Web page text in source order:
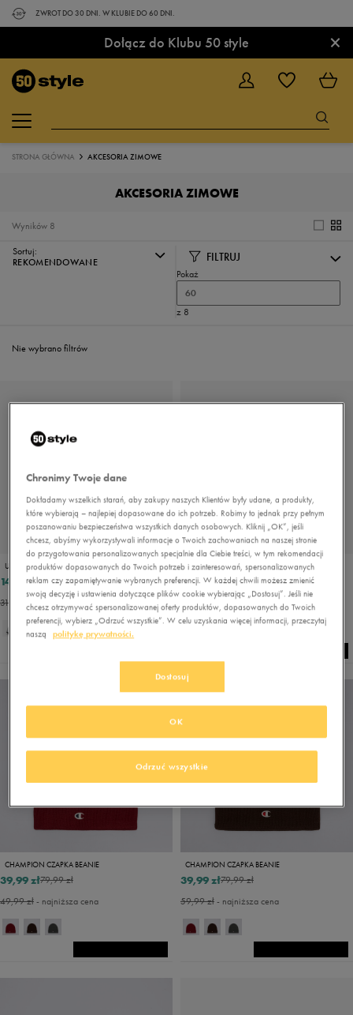
ZWROT DO 30 DNI. W KLUBIE DO 60 DNI.
Dołącz do Klubu 50 style ×
STRONA GŁÓWNA AKCESORIA ZIMOWE
AKCESORIA ZIMOWE
8
Wyników
Sortuj:
REKOMENDOWANE
FILTRUJ
Pokaż
60
z 8
Nie wybrano filtrów
UMBRO CZAPKA UMBRO BUXTON
39,99 zł
14,99 zł
31,19 zł- najniższa cena
UMBRO CZAPKA UMBRO MURLEIGH
39,99 zł
14,99 zł
23,99 zł - najniższa cena
CHAMPION CZAPKA BEANIE
79,99 zł
39,99 zł
49,99 zł- najniższa cena
CHAMPION CZAPKA BEANIE
79,99 zł
39,99 zł
59,99 zł- najniższa cena
Chronimy Twoje dane
Dokładamy wszelkich starań, aby zakupy naszych Klientów były udane, a produkty,
które wybierają – najlepiej dopasowane do ich potrzeb. Robimy to jednak przy pełnym
poszanowaniu bezpieczeństwa wszystkich danych osobowych. Kliknij „OK”, jeśli
chcesz, abyśmy wykorzystywali informacje o Twoich zachowaniach na naszej stronie
do przygotowania personalizowanych specjalnie dla Ciebie treści, w tym rekomendacji
produktów dopasowanych do Twoich potrzeb i zainteresowań, spersonalizowanych
reklam czy zapamiętywanie wybranych preferencji. W każdej chwili możesz zmienić
swoją decyzję i ustawienia dotyczące plików cookie wybierając „Dostosuj”. Jeśli nie
chcesz otrzymywać spersonalizowanej oferty produktów, dopasowanych do Twoich
preferencji, wybierz „Odrzuć wszystkie”. W celu uzyskania więcej informacji, przeczytaj
naszą
politykę prywatności.
Dostosuj
Odrzuć wszystkie
OK